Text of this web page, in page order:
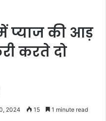
प्याज की आड़
करते दो
2024 15 1 minute read